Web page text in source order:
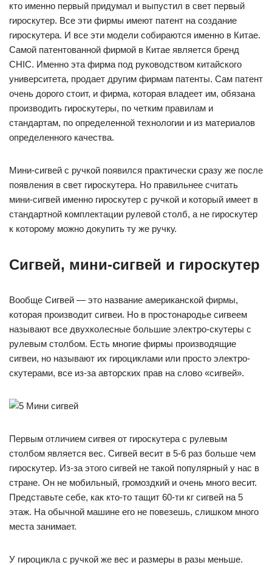
кто именно первый придумал и выпустил в свет первый
гироскутер. Все эти фирмы имеют патент на создание
гироскутера. И все эти модели собираются именно в Китае.
Самой патентованной фирмой в Китае является бренд
CHIC. Именно эта фирма под руководством китайского
университета, продает другим фирмам патенты. Сам патент
очень дорого стоит, и фирма, которая владеет им, обязана
производить гироскутеры, по четким правилам и
стандартам, по определенной технологии и из материалов
определенного качества.
Мини-сигвей с ручкой появился практически сразу же после
появления в свет гироскутера. Но правильнее считать
мини-сигвей именно гироскутер с ручкой и который имеет в
стандартной комплектации рулевой столб, а не гироскутер
к которому можно докупить ту же ручку.
Сигвей, мини-сигвей и гироскутер
Вообще Сигвей — это название американской фирмы,
которая производит сигвеи. Но в простонародье сигвеем
называют все двухколесные большие электро-скутеры с
рулевым столбом. Есть многие фирмы производящие
сигвеи, но называют их гироциклами или просто электро-
скутерами, все из-за авторских прав на слово «сигвей».
Первым отличием сигвея от гироскутера с рулевым
столбом является вес. Сигвей весит в 5-6 раз больше чем
гироскутер. Из-за этого сигвей не такой популярный у нас в
стране. Он не мобильный, громоздкий и очень много весит.
Представьте себе, как кто-то тащит 60-ти кг сигвей на 5
этаж. На обычной машине его не повезешь, слишком много
места занимает.
У гироцикла с ручкой же вес и размеры в разы меньше.